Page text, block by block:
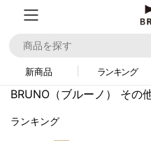
新商品 ランキング
BRUNO（ブルーノ） その
ランキング